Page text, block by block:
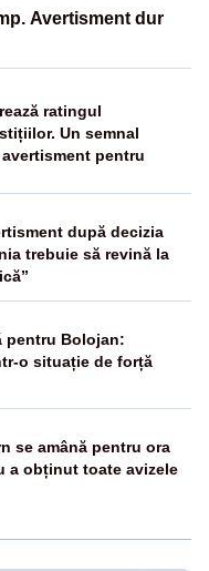
Avertisment dur
ratingul
Un semnal
pentru
după decizia
trebuie să revină la
pentru Bolojan:
o situație de forță
se amână pentru ora
a obținut toate avizele